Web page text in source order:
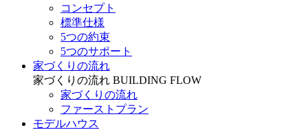
コンセプト
標準仕様
5つの約束
5つのサポート
家づくりの流れ
家づくりの流れ BUILDING FLOW
家づくりの流れ
ファーストプラン
モデルハウス